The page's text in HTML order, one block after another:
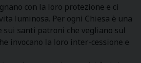
con la loro protezione e ci
luminosa. Per ogni Chiesa è una
sui santi patroni che vegliano sul
invocano la loro inter-cessione e